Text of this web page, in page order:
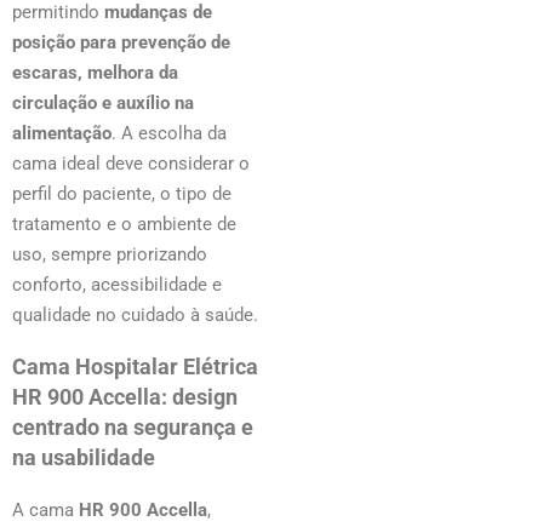
permitindo mudanças de
posição para prevenção de
escaras, melhora da
circulação e auxílio na
alimentação. A escolha da
cama ideal deve considerar o
perfil do paciente, o tipo de
tratamento e o ambiente de
uso, sempre priorizando
conforto, acessibilidade e
qualidade no cuidado à saúde.
Cama Hospitalar Elétrica
HR 900 Accella: design
centrado na segurança e
na usabilidade
A cama HR 900 Accella,